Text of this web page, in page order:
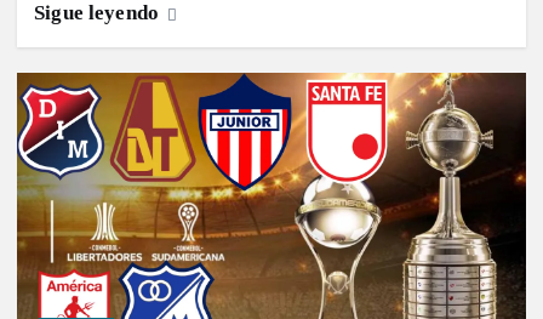
Sigue leyendo